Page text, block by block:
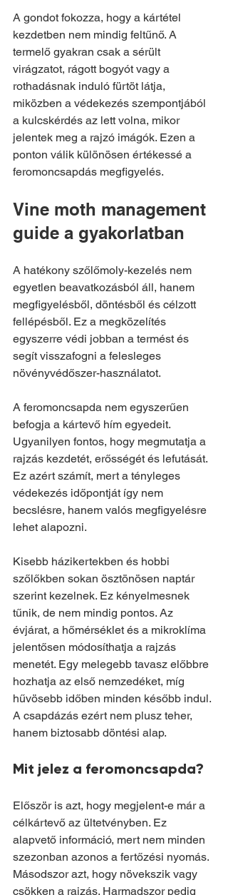
A gondot fokozza, hogy a kártétel
kezdetben nem mindig feltűnő. A
termelő gyakran csak a sérült
virágzatot, rágott bogyót vagy a
rothadásnak induló fürtöt látja,
miközben a védekezés szempontjából
a kulcskérdés az lett volna, mikor
jelentek meg a rajzó imágók. Ezen a
ponton válik különösen értékessé a
feromoncsapdás megfigyelés.
Vine moth management
guide a gyakorlatban
A hatékony szőlőmoly-kezelés nem
egyetlen beavatkozásból áll, hanem
megfigyelésből, döntésből és célzott
fellépésből. Ez a megközelítés
egyszerre védi jobban a termést és
segít visszafogni a felesleges
növényvédőszer-használatot.
A feromoncsapda nem egyszerűen
befogja a kártevő hím egyedeit.
Ugyanilyen fontos, hogy megmutatja a
rajzás kezdetét, erősségét és lefutását.
Ez azért számít, mert a tényleges
védekezés időpontját így nem
becslésre, hanem valós megfigyelésre
lehet alapozni.
Kisebb házikertekben és hobbi
szőlőkben sokan ösztönösen naptár
szerint kezelnek. Ez kényelmesnek
tűnik, de nem mindig pontos. Az
évjárat, a hőmérséklet és a mikroklíma
jelentősen módosíthatja a rajzás
menetét. Egy melegebb tavasz előbbre
hozhatja az első nemzedéket, míg
hűvösebb időben minden később indul.
A csapdázás ezért nem plusz teher,
hanem biztosabb döntési alap.
Mit jelez a feromoncsapda?
Először is azt, hogy megjelent-e már a
célkártevő az ültetvényben. Ez
alapvető információ, mert nem minden
szezonban azonos a fertőzési nyomás.
Másodszor azt, hogy növekszik vagy
csökken a rajzás. Harmadszor pedig